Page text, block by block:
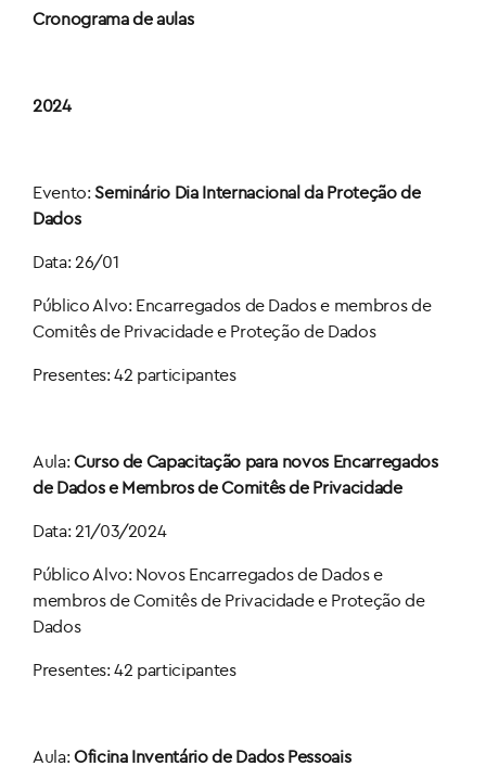
Cronograma de aulas
2024
Evento:Seminário Dia Internacional da Proteção de
Dados
Data: 26/01
Público Alvo: Encarregados de Dados e membros de
Comitês de Privacidade e Proteção de Dados
Presentes: 42 participantes
Aula:Curso de Capacitação para novos Encarregados
de Dados e Membros de Comitês de Privacidade
Data: 21/03/2024
Público Alvo: Novos Encarregados de Dados e
membros de Comitês de Privacidade e Proteção de
Dados
Presentes: 42 participantes
Aula:Oficina Inventário de Dados Pessoais